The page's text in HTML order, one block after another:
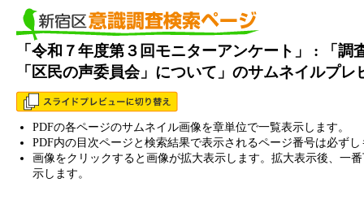
「令和７年度第３回モニターアンケート」 : 「
「区民の声委員会」について」のサムネイルプレ
PDFの各ページのサムネイル画像を章単位で一覧表示します。
PDF内の目次ページと検索結果で表示されるページ番号は必ず
画像をクリックすると画像が拡大表示します。拡大表示後、一
示します。